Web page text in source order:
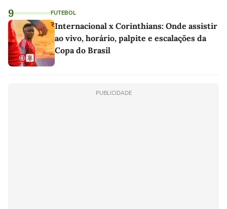
9 FUTEBOL
Internacional x Corinthians: Onde assistir
ao vivo, horário, palpite e escalações da
Copa do Brasil
PUBLICIDADE